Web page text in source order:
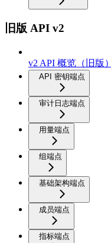
旧版 API v2
v2 API 概览（旧版）
API 密钥端点
审计日志端点
用量端点
组端点
基础架构端点
成员端点
指标端点